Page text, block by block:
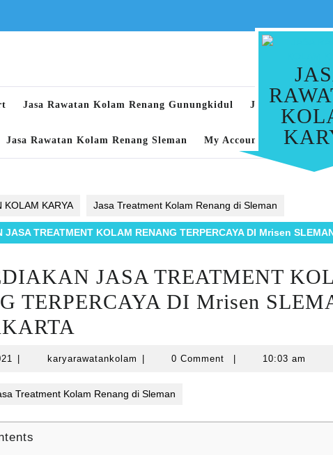
Jasa Rawatan Kolam Renang Gunungkidul Jasa Rawatan
Jasa Rawatan Kolam Renang Sleman My Account Privacy
KOLAM KARYA Jasa Treatment Kolam Renang di Sleman
JASA TREATMENT KOLAM RENANG TERPERCAYA DI Mrisen
JASA TREATMENT
TERPERCAYA DI Mrisen
May
karyarawatankolam karyarawatankolam
0 Comment 10:03 am
Treatment Kolam Renang di Sleman